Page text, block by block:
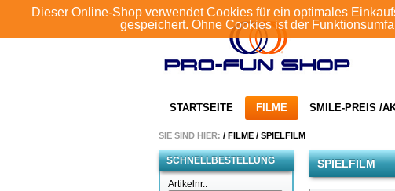
Dieser Online-Shop verwendet Cookies für ein optimales
gespeichert. Ohne Cookies ist der
STARTSEITE FILME SMILE-PREIS /
SIE SIND HIER: / FILME / SPIELFILM
SCHNELLBESTELLUNG
Artikelnr.:
SPIELFILM